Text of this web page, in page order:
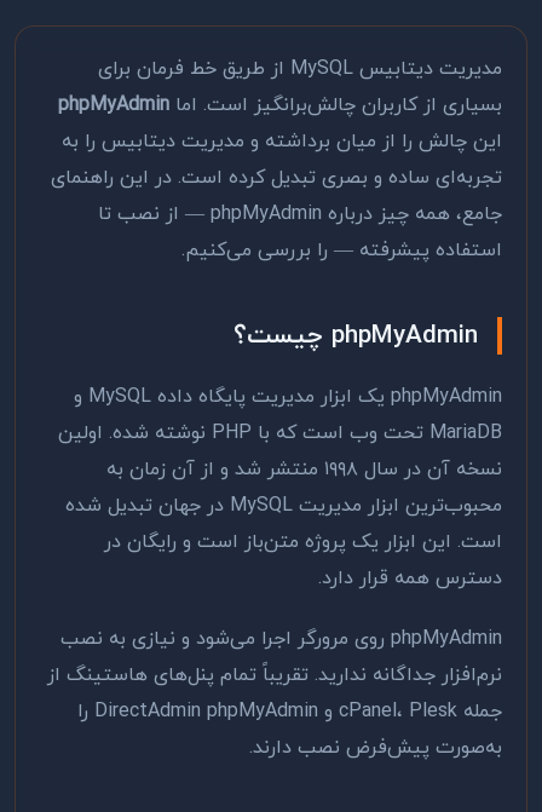
مدیریت دیتابیس MySQL از طریق خط فرمان برای
بسیاری از کاربران چالش‌برانگیز است. اما phpMyAdmin
این چالش را از میان برداشته و مدیریت دیتابیس را به
تجربه‌ای ساده و بصری تبدیل کرده است. در این راهنمای
جامع، همه چیز درباره phpMyAdmin — از نصب تا
استفاده پیشرفته — را بررسی می‌کنیم.
phpMyAdmin چیست؟
phpMyAdmin یک ابزار مدیریت پایگاه داده MySQL و
MariaDB تحت وب است که با PHP نوشته شده. اولین
نسخه آن در سال ۱۹۹۸ منتشر شد و از آن زمان به
محبوب‌ترین ابزار مدیریت MySQL در جهان تبدیل شده
است. این ابزار یک پروژه متن‌باز است و رایگان در
دسترس همه قرار دارد.
phpMyAdmin روی مرورگر اجرا می‌شود و نیازی به نصب
نرم‌افزار جداگانه ندارید. تقریباً تمام پنل‌های هاستینگ از
جمله cPanel، Plesk و DirectAdmin phpMyAdmin را
به‌صورت پیش‌فرض نصب دارند.